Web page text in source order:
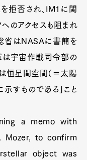
拒否され、IM1に関
のアクセスも阻まれ
省はNASAに書簡を
は宇宙作戦司令部の
恒星間空間（＝太陽
すものである」こと
a memo with
Mozer, to confirm
object was